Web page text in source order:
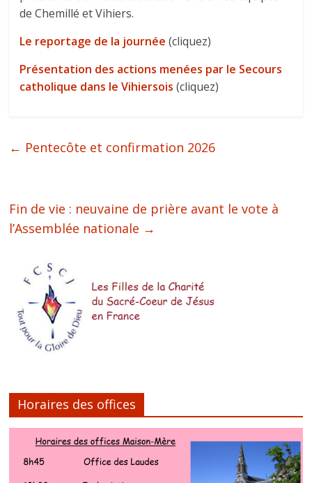
de Chemillé et Vihiers.
Le reportage de la journée (cliquez)
Présentation des actions menées par le Secours
catholique dans le Vihiersois (cliquez)
← Pentecôte et confirmation 2026
Fin de vie : neuvaine de prière avant le vote à
l’Assemblée nationale →
Horaires des offices